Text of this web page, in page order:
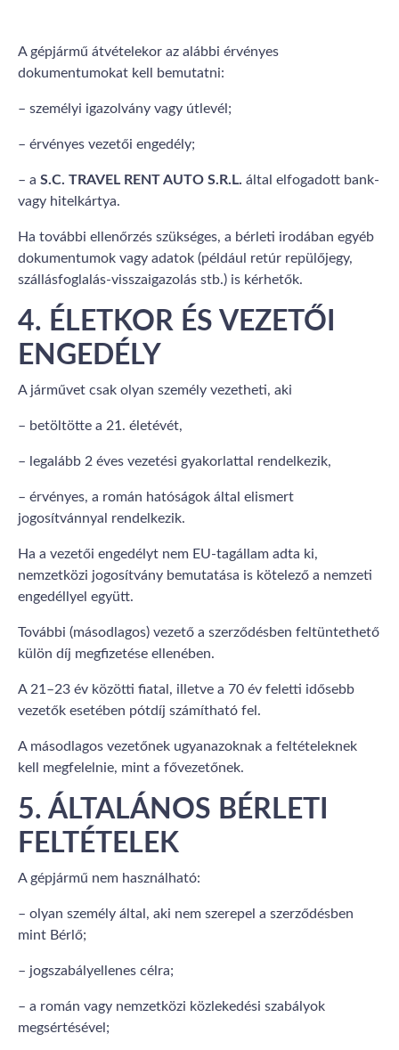
A gépjármű átvételekor az alábbi érvényes
dokumentumokat kell bemutatni:
– személyi igazolvány vagy útlevél;
– érvényes vezetői engedély;
– a S.C. TRAVEL RENT AUTO S.R.L. által elfogadott bank-
vagy hitelkártya.
Ha további ellenőrzés szükséges, a bérleti irodában egyéb
dokumentumok vagy adatok (például retúr repülőjegy,
szállásfoglalás-visszaigazolás stb.) is kérhetők.
4. ÉLETKOR ÉS VEZETŐI
ENGEDÉLY
A járművet csak olyan személy vezetheti, aki
– betöltötte a 21. életévét,
– legalább 2 éves vezetési gyakorlattal rendelkezik,
– érvényes, a román hatóságok által elismert
jogosítvánnyal rendelkezik.
Ha a vezetői engedélyt nem EU-tagállam adta ki,
nemzetközi jogosítvány bemutatása is kötelező a nemzeti
engedéllyel együtt.
További (másodlagos) vezető a szerződésben feltüntethető
külön díj megfizetése ellenében.
A 21–23 év közötti fiatal, illetve a 70 év feletti idősebb
vezetők esetében pótdíj számítható fel.
A másodlagos vezetőnek ugyanazoknak a feltételeknek
kell megfelelnie, mint a fővezetőnek.
5. ÁLTALÁNOS BÉRLETI
FELTÉTELEK
A gépjármű nem használható:
– olyan személy által, aki nem szerepel a szerződésben
mint Bérlő;
– jogszabályellenes célra;
– a román vagy nemzetközi közlekedési szabályok
megsértésével;